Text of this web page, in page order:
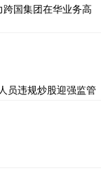
国集团在华业务高
员违规炒股迎强监管